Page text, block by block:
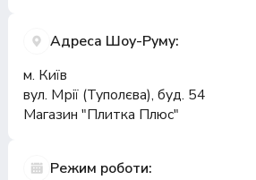
Адреса Шоу-Руму:
м. Київ
вул. Мрії (Туполєва), буд. 54
Магазин "Плитка Плюс"
Режим роботи: